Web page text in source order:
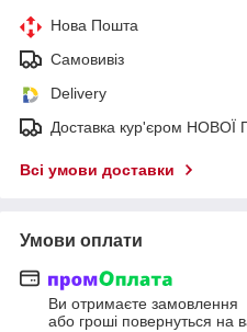
Нова Пошта
Самовивіз
Delivery
Доставка кур'єром
Всі умови доставки
Умови оплати
Ви отримаєте замовлення
або гроші повернуться на